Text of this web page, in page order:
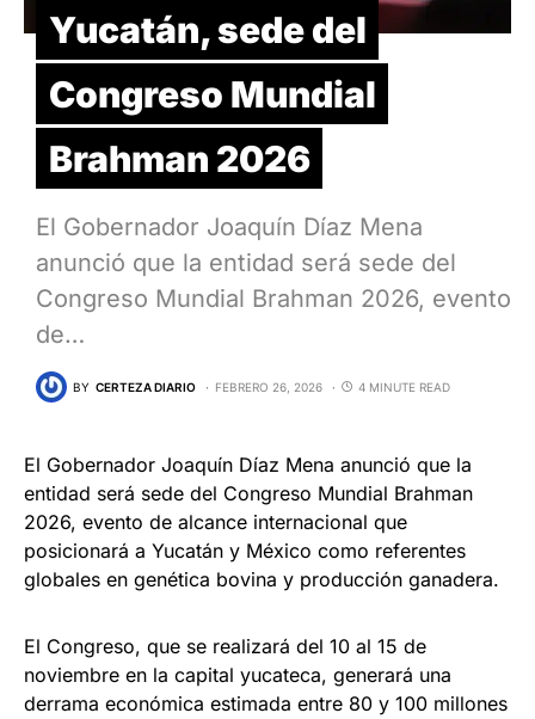
Yucatán, sede del
Congreso Mundial
Brahman 2026
El Gobernador Joaquín Díaz Mena
anunció que la entidad será sede del
Congreso Mundial Brahman 2026, evento
de…
BY CERTEZA DIARIO FEBRERO 26, 2026 4 MINUTE READ
El Gobernador Joaquín Díaz Mena anunció que la
entidad será sede del Congreso Mundial Brahman
2026, evento de alcance internacional que
posicionará a Yucatán y México como referentes
globales en genética bovina y producción ganadera.
El Congreso, que se realizará del 10 al 15 de
noviembre en la capital yucateca, generará una
derrama económica estimada entre 80 y 100 millones